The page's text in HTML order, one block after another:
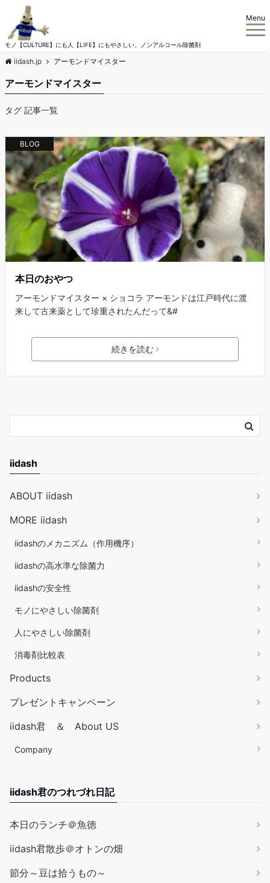
モノ【CULTURE】にも人【LIFE】にもやさしい、ノンアルコール除菌剤
Menu
iidash.jp アーモンドマイスター
アーモンドマイスター
タグ 記事一覧
BLOG
本日のおやつ
アーモンドマイスター × ショコラ アーモンドは江戸時代に渡
来して古来薬として珍重されたんだって&#
続きを読む
iidash
ABOUT iidash
MORE iidash
iidashのメカニズム（作用機序）
iidashの高水準な除菌力
iidashの安全性
モノにやさしい除菌剤
人にやさしい除菌剤
消毒剤比較表
Products
プレゼントキャンペーン
iidash君 ＆ About US
Company
iidash君のつれづれ日記
本日のランチ＠魚徳
iidash君散歩＠オトンの畑
節分～豆は拾うもの～